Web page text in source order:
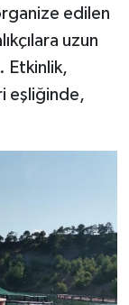
edilen
uzun
Etkinlik,
eşliğinde,